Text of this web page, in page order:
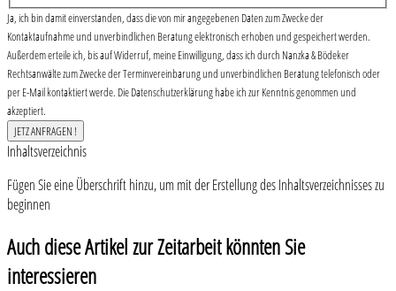
Ja, ich bin damit einverstanden, dass die von mir angegebenen Daten zum Zwecke der
Kontaktaufnahme und unverbindlichen Beratung elektronisch erhoben und gespeichert werden.
Außerdem erteile ich, bis auf Widerruf, meine Einwilligung, dass ich durch Nanzka & Bödeker
Rechtsanwälte zum Zwecke der Terminvereinbarung und unverbindlichen Beratung telefonisch oder
per E-Mail kontaktiert werde. Die Datenschutzerklärung habe ich zur Kenntnis genommen und
akzeptiert.
Inhaltsverzeichnis
Fügen Sie eine Überschrift hinzu, um mit der Erstellung des Inhaltsverzeichnisses zu
beginnen
Auch diese Artikel zur Zeitarbeit könnten Sie
interessieren